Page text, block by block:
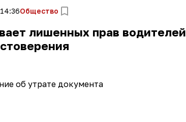
Общество
лишенных прав водителей
об утрате документа